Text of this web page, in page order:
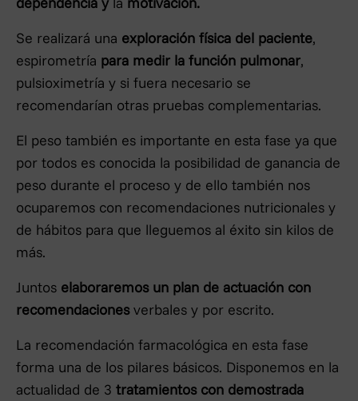
Se realizará una exploración física del paciente,
espirometría para medir la función pulmonar,
pulsioximetría y si fuera necesario se
recomendarían otras pruebas complementarias.
El peso también es importante en esta fase ya que
por todos es conocida la posibilidad de ganancia de
peso durante el proceso y de ello también nos
ocuparemos con recomendaciones nutricionales y
de hábitos para que lleguemos al éxito sin kilos de
más.
Juntos elaboraremos un plan de actuación con
recomendacionesverbales y por escrito.
La recomendación farmacológica en esta fase
forma una de los pilares básicos. Disponemos en la
actualidad de 3 tratamientos con demostrada